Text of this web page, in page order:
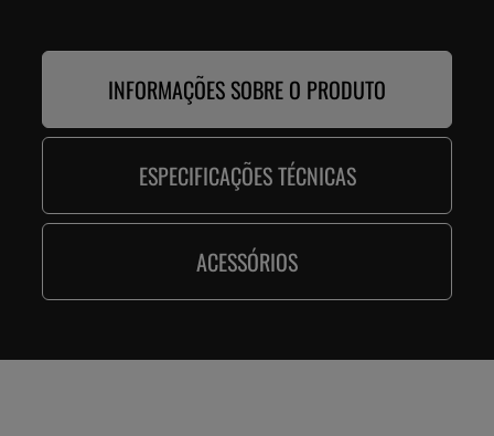
INFORMAÇÕES SOBRE O PRODUTO
ESPECIFICAÇÕES TÉCNICAS
ACESSÓRIOS